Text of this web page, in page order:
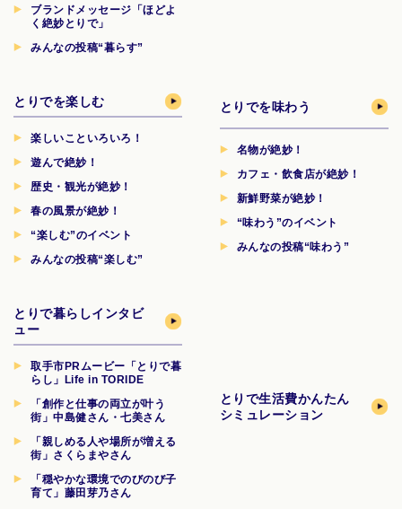
ブランドメッセージ「ほどよ
く絶妙とりで」
みんなの投稿“暮らす”
とりでを楽しむ
楽しいこといろいろ！
遊んで絶妙！
歴史・観光が絶妙！
春の風景が絶妙！
“楽しむ”のイベント
みんなの投稿“楽しむ”
とりでを味わう
名物が絶妙！
カフェ・飲食店が絶妙！
新鮮野菜が絶妙！
“味わう”のイベント
みんなの投稿“味わう”
とりで暮らしインタビ
ュー
取手市PRムービー「とりで暮
らし」Life in TORIDE
「創作と仕事の両立が叶う
街」中島健さん・七美さん
「親しめる人や場所が増える
街」さくらまやさん
「穏やかな環境でのびのび子
育て」藤田芽乃さん
とりで生活費かんたん
シミュレーション